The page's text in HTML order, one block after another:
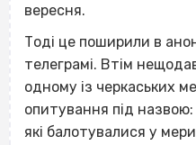
вересня.
Тоді це поширили в
телеграмі. Втім
одному із черкаських
опитування під
які балотувалися у